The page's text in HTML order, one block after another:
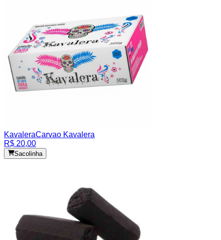
KavaleraCarvao Kavalera
R$ 20,00
Sacolinha